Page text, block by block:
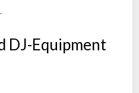
DJ-Equipment